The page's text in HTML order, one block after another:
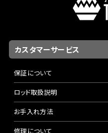
カスタマーサービス
保証について
ロッド取扱説明
お手入れ方法
修理について